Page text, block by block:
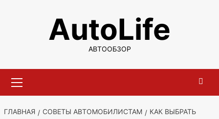
содержимомуAutoLife
АВТООБЗОР
меню
ГЛАВНАЯ СОВЕТЫ АВТОМОБИЛИСТАМ
КАК ВЫБРАТЬ